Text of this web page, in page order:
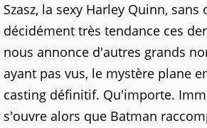
Szasz, la sexy Harley Quinn, sans
décidément très tendance ces
nous annonce d'autres grands
ayant pas vus, le mystère plane
casting définitif. Qu'importe.
s'ouvre alors que Batman